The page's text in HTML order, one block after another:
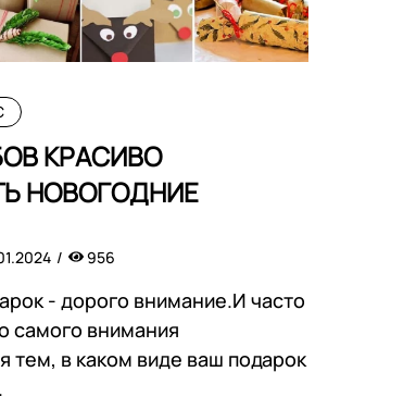
КРАСИВО
НОВОГОДНИЕ
956
- дорого внимание.И часто
самого внимания
тем, в каком виде ваш подарок